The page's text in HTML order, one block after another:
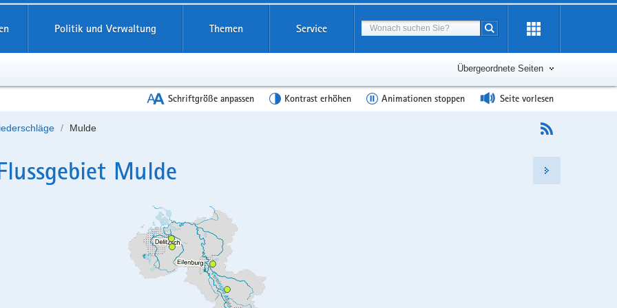
Politik und Verwaltung Themen Service Suchbegriff
Suche starten
Übergeordnete Seiten
Schriftgröße anpassen Kontrast erhöhen Animationen stoppen Seite vorlesen
Mulde
Mulde